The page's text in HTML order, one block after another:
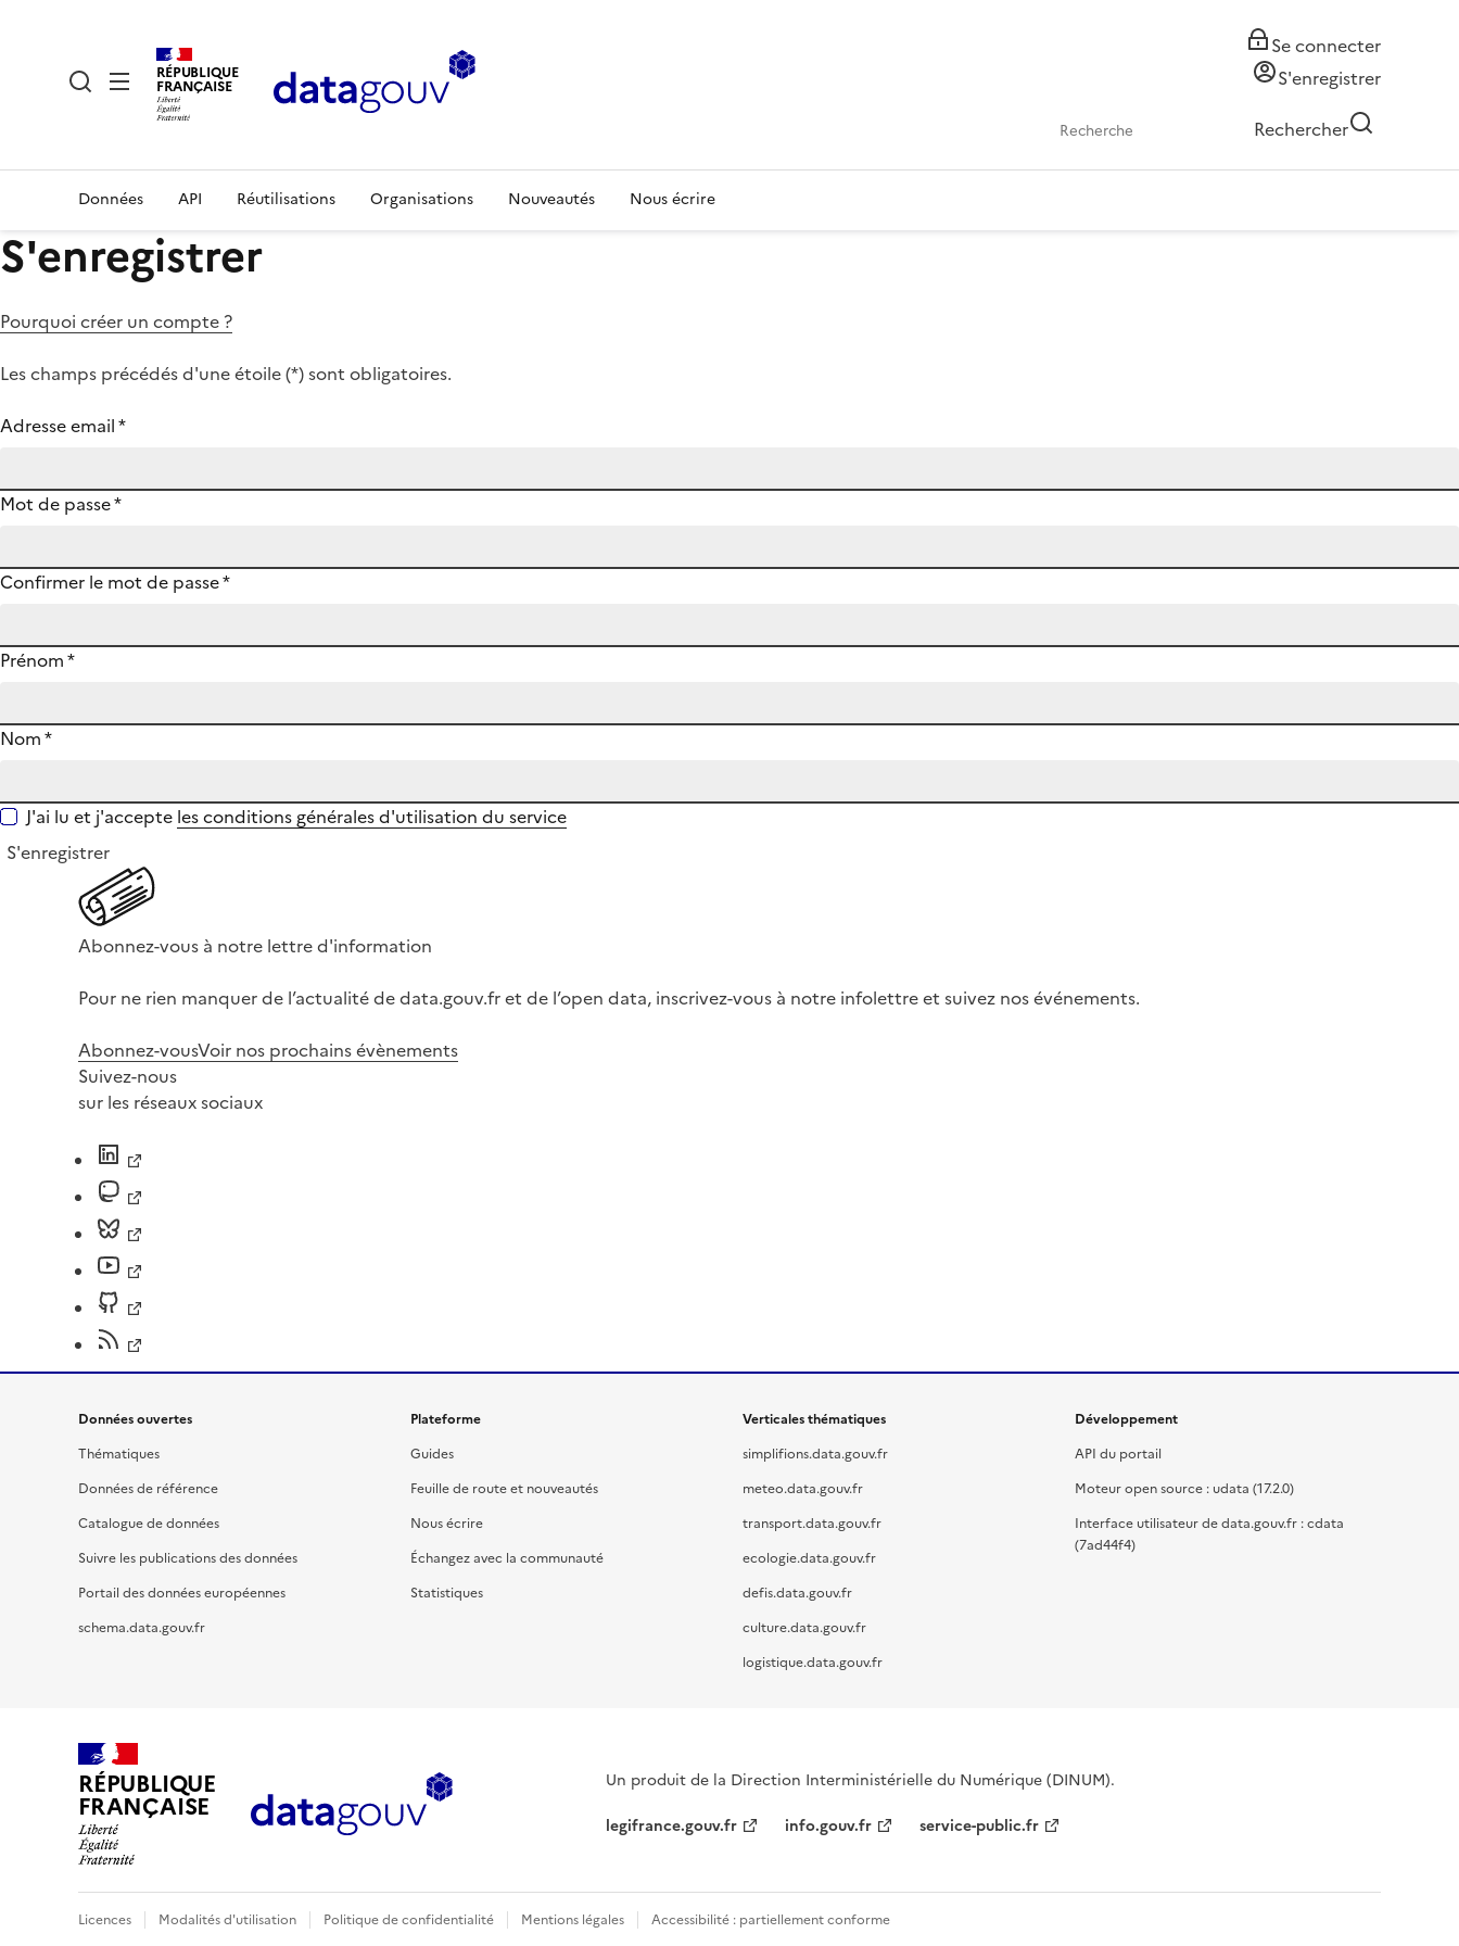
RÉPUBLIQUE
FRANÇAISE
Se connecter
S'enregistrer
Rechercher
Données API Réutilisations Organisations Nouveautés Nous écrire
S'enregistrer
Pourquoi créer un compte ?
Les champs précédés d'une étoile (*) sont obligatoires.
Adresse email*
Mot de passe*
Confirmer le mot de passe*
Prénom*
Nom*
J'ai lu et j'accepte les conditions générales d'utilisation du service
S'enregistrer
Abonnez-vous à notre lettre d'information
Pour ne rien manquer de l’actualité de data.gouv.fr et de l’open data, inscrivez-vous à notre infolettre et suivez nos événements.
Abonnez-vousVoir nos prochains évènements
Suivez-nous
sur les réseaux sociaux
Données ouvertes
Thématiques
Données de référence
Catalogue de données
Suivre les publications des données
Portail des données européennes
schema.data.gouv.fr
Plateforme
Guides
Feuille de route et nouveautés
Nous écrire
Échangez avec la communauté
Statistiques
Verticales thématiques
simplifions.data.gouv.fr
meteo.data.gouv.fr
transport.data.gouv.fr
ecologie.data.gouv.fr
defis.data.gouv.fr
culture.data.gouv.fr
logistique.data.gouv.fr
Développement
API du portail
Moteur open source : udata (17.2.0)
Interface utilisateur de data.gouv.fr : cdata
(7ad44f4)
RÉPUBLIQUE
FRANÇAISE
Un produit de la Direction Interministérielle du Numérique (DINUM).
legifrance.gouv.fr
info.gouv.fr service-public.fr
Licences Modalités d'utilisation Politique de confidentialité Mentions légales Accessibilité : partiellement conforme